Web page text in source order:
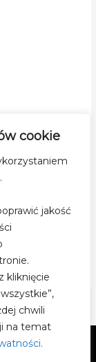
cookie
jakość
kliknięcie
chwili
na temat